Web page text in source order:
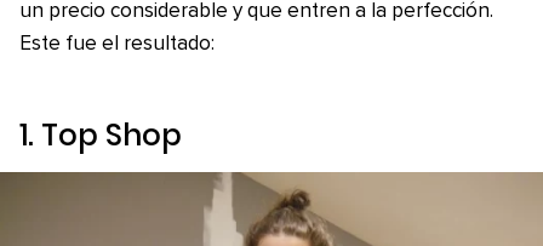
un precio considerable y que entren a la perfección.
Este fue el resultado:
1. Top Shop